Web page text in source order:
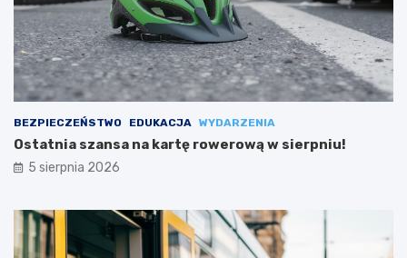
BEZPIECZEŃSTWO EDUKACJA WYDARZENIA
Ostatnia szansa na kartę rowerową w sierpniu!
5 sierpnia 2026